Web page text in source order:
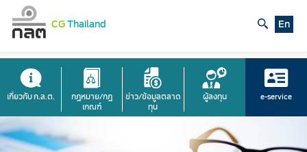
CGThailand En
เกี่ยวกับ ก.ล.ต.
กฎหมาย/กฎ
เกณฑ์
ข่าว/ข้อมูลตลาด
ทุน
ผู้ลงทุน e-service